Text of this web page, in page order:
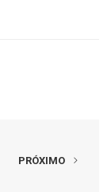
PRÓXIMO